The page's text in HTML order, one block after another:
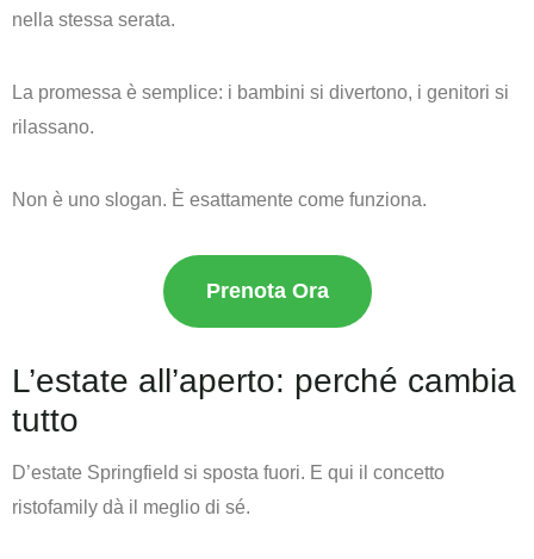
nella stessa serata.
La promessa è semplice: i bambini si divertono, i genitori si
rilassano.
Non è uno slogan. È esattamente come funziona.
Prenota Ora
L’estate all’aperto: perché cambia
tutto
D’estate Springfield si sposta fuori. E qui il concetto
ristofamily dà il meglio di sé.